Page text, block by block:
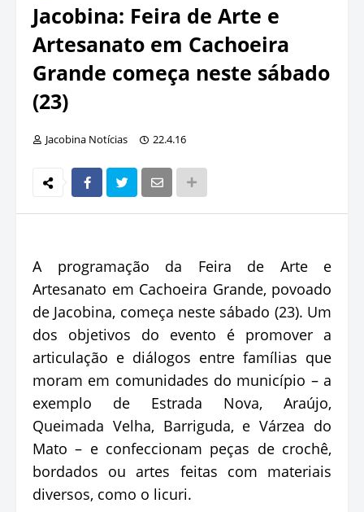
Jacobina: Feira de Arte e
Artesanato em Cachoeira
Grande começa neste sábado
(23)
Jacobina Notícias 22.4.16
A programação da Feira de Arte e
Artesanato em Cachoeira Grande, povoado
de Jacobina, começa neste sábado (23). Um
dos objetivos do evento é promover a
articulação e diálogos entre famílias que
moram em comunidades do município – a
exemplo de Estrada Nova, Araújo,
Queimada Velha, Barriguda, e Várzea do
Mato – e confeccionam peças de crochê,
bordados ou artes feitas com materiais
diversos, como o licuri.